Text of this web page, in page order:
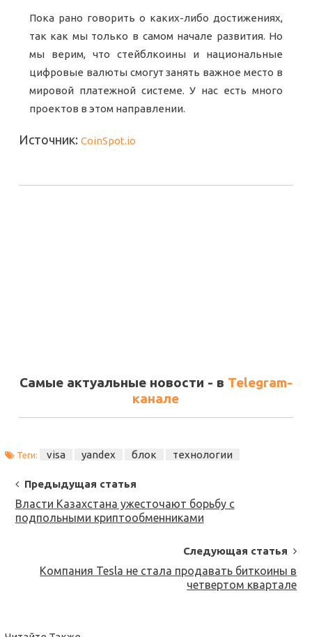
Пока рано говорить о каких-либо достижениях,
так как мы только в самом начале развития. Но
мы верим, что стейблкоины и национальные
цифровые валюты смогут занять важное место в
мировой платежной системе. У нас есть много
проектов в этом направлении.
Источник: CoinSpot.io
Самые актуальные новости - в Telegram-
канале
Теги: visa yandex блок технологии
Post
Navigation
Предыдущая статья
Власти Казахстана ужесточают борьбу с
подпольными криптообменниками
Следующая статья
Компания Tesla не стала продавать биткоины в
четвертом квартале